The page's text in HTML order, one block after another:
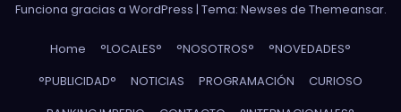
Funciona gracias a WordPress | Tema: Newses de Themeansar.
Home °LOCALES° °NOSOTROS°
°NOVEDADES°
°PUBLICIDAD°
NOTICIAS PROGRAMACIÓN
CURIOSO